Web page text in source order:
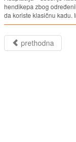
hendikepa zbog
da koriste klasičnu kadu.
prethodna